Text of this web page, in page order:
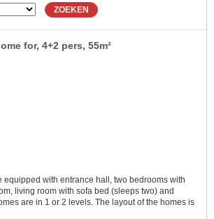
ZOEKEN
for, 4+2 pers, 55m²
equipped with entrance hall, two bedrooms with
living room with sofa bed (sleeps two) and
are in 1 or 2 levels. The layout of the homes is